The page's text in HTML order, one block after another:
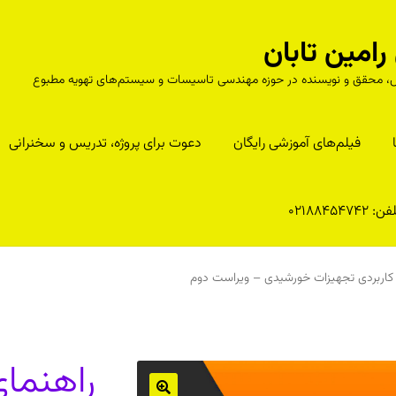
تابان
محقق و نویسنده در حوزه مهندسی تاسیسات و سیستم‌های تهویه مطبوع
فیلم‌های آموزشی رایگان دعوت برای پروژه، تدریس و سخنرانی
02188454742
کاربردی تجهیزات خورشیدی – ویراست دوم